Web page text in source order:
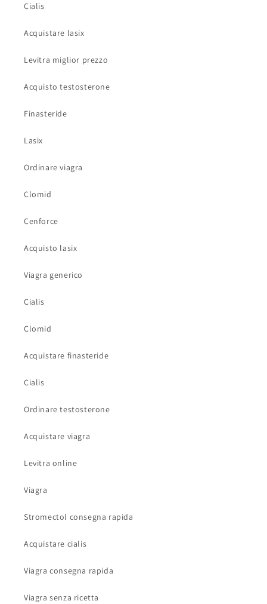
Cialis
Acquistare lasix
Levitra miglior prezzo
Acquisto testosterone
Finasteride
Lasix
Ordinare viagra
Clomid
Cenforce
Acquisto lasix
Viagra generico
Cialis
Clomid
Acquistare finasteride
Cialis
Ordinare testosterone
Acquistare viagra
Levitra online
Viagra
Stromectol consegna rapida
Acquistare cialis
Viagra consegna rapida
Viagra senza ricetta